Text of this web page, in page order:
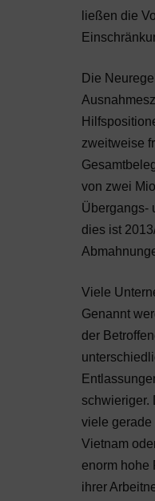
ließen die
Die
zweitweise
von zwei
Übergangs-
dies ist
Viele
Genannt
der
schwieriger.
viele gerade
Vietnam
enorm hohe
ihrer